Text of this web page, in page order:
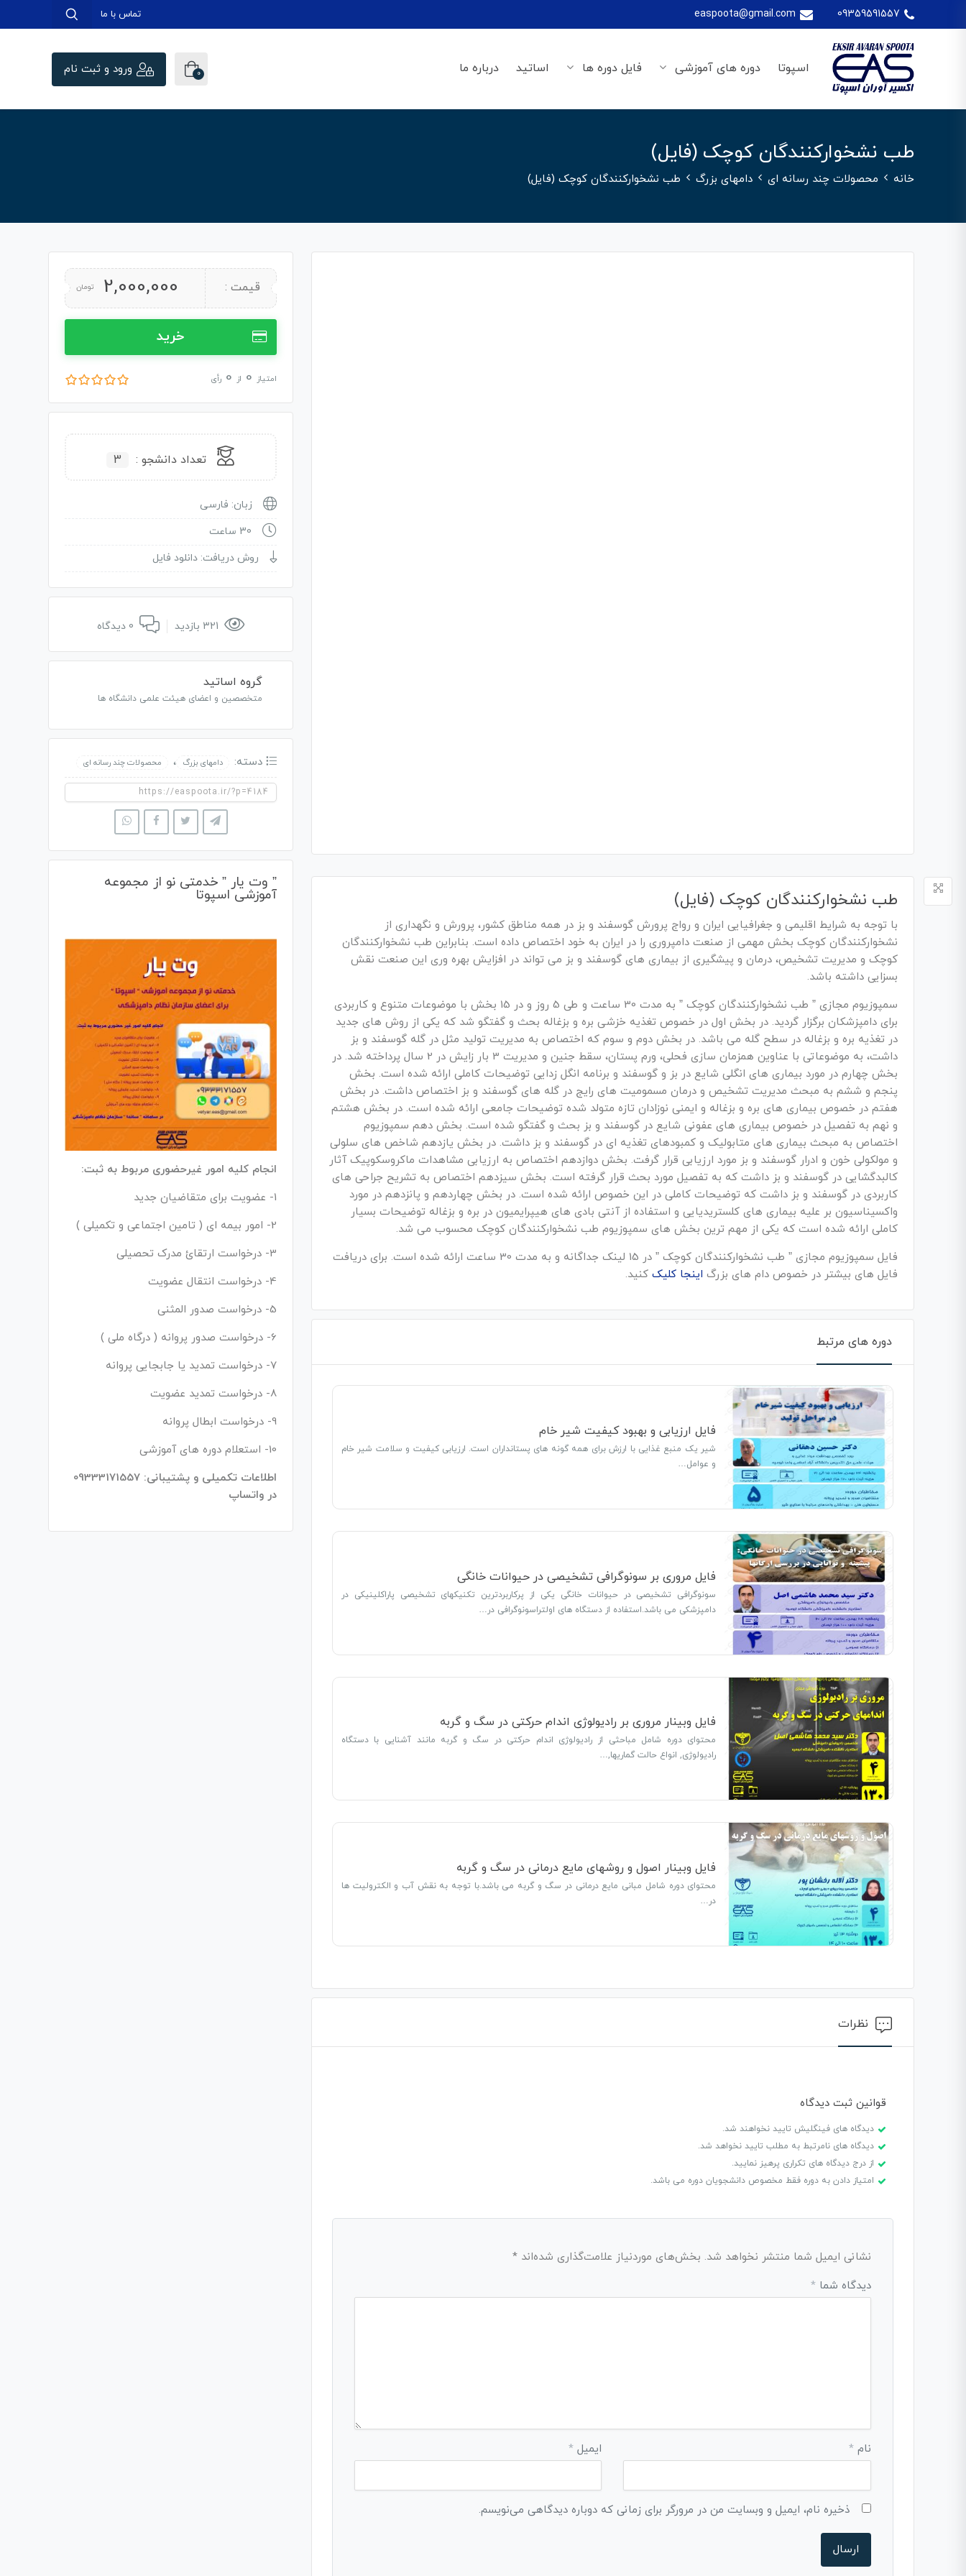
09359591557
easpoota@gmail.com تماس با ما
اسپوتا دوره های آموزشی فایل دوره ها اساتید درباره ما 0 ورود و ثبت نام
طب نشخوارکنندگان کوچک (فایل)
خانه محصولات چند رسانه ای دامهای بزرگ طب نشخوارکنندگان کوچک (فایل)
طب نشخوارکنندگان کوچک (فایل)
با توجه به شرایط اقلیمی و جغرافیایی ایران و رواج پرورش گوسفند و بز در همه مناطق کشور، پرورش و نگهداری از
نشخوارکنندگان کوچک بخش مهمی از صنعت دامپروری را در ایران به خود اختصاص داده است. بنابراین طب نشخوارکنندگان
کوچک و مدیریت تشخیص، درمان و پیشگیری از بیماری های گوسفند و بز می تواند در افزایش بهره وری این صنعت نقش
بسزایی داشته باشد.
سمپوزیوم مجازی ” طب نشخوارکنندگان کوچک ” به مدت 30 ساعت و طی 5 روز و در 15 بخش با موضوعات متنوع و کاربردی
برای دامپزشکان برگزار گردید. در بخش اول در خصوص تغذیه خزشی بره و بزغاله بحث و گفتگو شد که یکی از روش های جدید
در تغذیه بره و بزغاله در سطح گله می باشد. در بخش دوم و سوم که اختصاص به مدیریت تولید مثل در گله گوسفند و بز
داشت، به موضوعاتی با عناوین همزمان سازی فحلی، ورم پستان، سقط جنین و مدیریت 3 بار زایش در 2 سال پرداخته شد. در
بخش چهارم در مورد بیماری های انگلی شایع در بز و گوسفند و برنامه انگل زدایی توضیحات کاملی ارائه شده است. بخش
پنجم و ششم به مبحث مدیریت تشخیص و درمان مسمومیت های رایج در گله های گوسفند و بز اختصاص داشت. در بخش
هفتم در خصوص بیماری های بره و بزغاله و ایمنی نوزادان تازه متولد شده توضیحات جامعی ارائه شده است. در بخش هشتم
و نهم به تفصیل در خصوص بیماری های عفونی شایع در گوسفند و بز بحث و گفتگو شده است. بخش دهم سمپوزیوم
اختصاص به مبحث بیماری های متابولیک و کمبودهای تغذیه ای در گوسفند و بز داشت. در بخش یازدهم شاخص های سلولی
و مولکولی خون و ادرار گوسفند و بز مورد ارزیابی قرار گرفت. بخش دوازدهم اختصاص به ارزیابی مشاهدات ماکروسکوپیک آثار
کالبدگشایی در گوسفند و بز داشت که به تفصیل مورد بحث قرار گرفته است. بخش سیزدهم اختصاص به تشریح جراحی های
کاربردی در گوسفند و بز داشت که توضیحات کاملی در این خصوص ارائه شده است. در بخش چهاردهم و پانزدهم در مورد
واکسیناسیون بر علیه بیماری های کلستریدیایی و استفاده از آنتی بادی های هیپرایمیون در بره و بزغاله توضیحات بسیار
کاملی ارائه شده است که یکی از مهم ترین بخش های سمپوزیوم طب نشخوارکنندگان کوچک محسوب می شد.
فایل سمپوزیوم مجازی ” طب نشخوارکنندگان کوچک ” در 15 لینک جداگانه و به مدت 30 ساعت ارائه شده است. برای دریافت
فایل های بیشتر در خصوص دام های بزرگ اینجا کلیککنید.
دوره های مرتبط
فایل ارزیابی و بهبود کیفیت شیر خام
شیر یک منبع غذایی با ارزش برای همه گونه های پستانداران است. ارزیابی کیفیت و سلامت شیر خام
و عوامل…
فایل مروری بر سونوگرافی تشخیصی در حیوانات خانگی
سونوگرافی تشخیصی در حیوانات خانگی یکی از پرکاربردترین تکنیکهای تشخیصی پاراکلینیکی در
دامپزشکی می باشد.استفاده از دستگاه های اولتراسونوگرافی در…
فایل وبینار مروری بر رادیولوژی اندام حرکتی در سگ و گربه
محتوای دوره شامل مباحثی از رادیولوژی اندام حرکتی در سگ و گربه مانند آشنایی با دستگاه
رادیولوژی, انواع حالت گماریها,…
فایل وبینار اصول و روشهای مایع درمانی در سگ و گربه
محتوای دوره شامل مبانی مایع درمانی در سگ و گربه می باشد.با توجه به نقش آب و الکترولیت ها
در…
نظرات
قوانین ثبت دیدگاه
دیدگاه های فینگلیش تایید نخواهند شد.
دیدگاه های نامرتبط به مطلب تایید نخواهد شد.
از درج دیدگاه های تکراری پرهیز نمایید.
امتیاز دادن به دوره فقط مخصوص دانشجویان دوره می باشد.
نشانی ایمیل شما منتشر نخواهد شد. بخش‌های موردنیاز علامت‌گذاری شده‌اند *
دیدگاه شما *
نام * ایمیل *
ذخیره نام، ایمیل و وبسایت من در مرورگر برای زمانی که دوباره دیدگاهی می‌نویسم.
قیمت : 2,000,000 تومان
خرید
امتیاز 0 از 0 رأی
تعداد دانشجو : 3
زبان: فارسی
30 ساعت
روش دریافت: دانلود فایل
گروه اساتید
متخصصین و اعضای هیئت علمی دانشگاه ها
دسته: دامهای بزرگ ، محصولات چند رسانه ای
” وت یار ” خدمتی نو از مجموعه
آموزشی اسپوتا
انجام کلیه امور غیرحضوری مربوط به ثبت:
1- عضویت برای متقاضیان جدید
2- امور بیمه ای ( تامین اجتماعی و تکمیلی )
3- درخواست ارتقائ مدرک تحصیلی
4- درخواست انتقال عضویت
5- درخواست صدور المثنی
6- درخواست صدور پروانه ( درگاه ملی )
7- درخواست تمدید یا جابجایی پروانه
8- درخواست تمدید عضویت
9- درخواست ابطال پروانه
10- استعلام دوره های آموزشی
اطلاعات تکمیلی و پشتیبانی: 09333171557
در واتساپ